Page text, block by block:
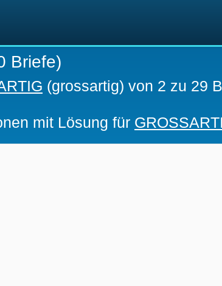
Briefe)
(grossartig) von 2 zu 29
mit Lösung für